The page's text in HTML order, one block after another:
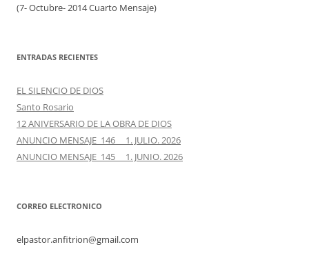
(7- Octubre- 2014 Cuarto Mensaje)
ENTRADAS RECIENTES
EL SILENCIO DE DIOS
Santo Rosario
12 ANIVERSARIO DE LA OBRA DE DIOS
ANUNCIO MENSAJE 146 1. JULIO. 2026
ANUNCIO MENSAJE 145 1. JUNIO. 2026
CORREO ELECTRONICO
elpastor.anfitrion@gmail.com